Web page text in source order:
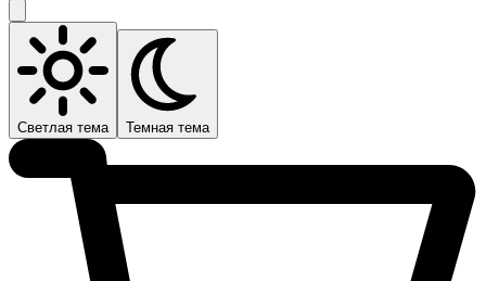
Светлая тема Темная тема